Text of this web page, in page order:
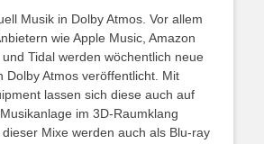
Musik in Dolby Atmos. Vor allem
wie Apple Music, Amazon
Tidal werden wöchentlich neue
Dolby Atmos veröffentlicht. Mit
lassen sich diese auch auf
im 3D-Raumklang
Mixe werden auch als Blu-ray